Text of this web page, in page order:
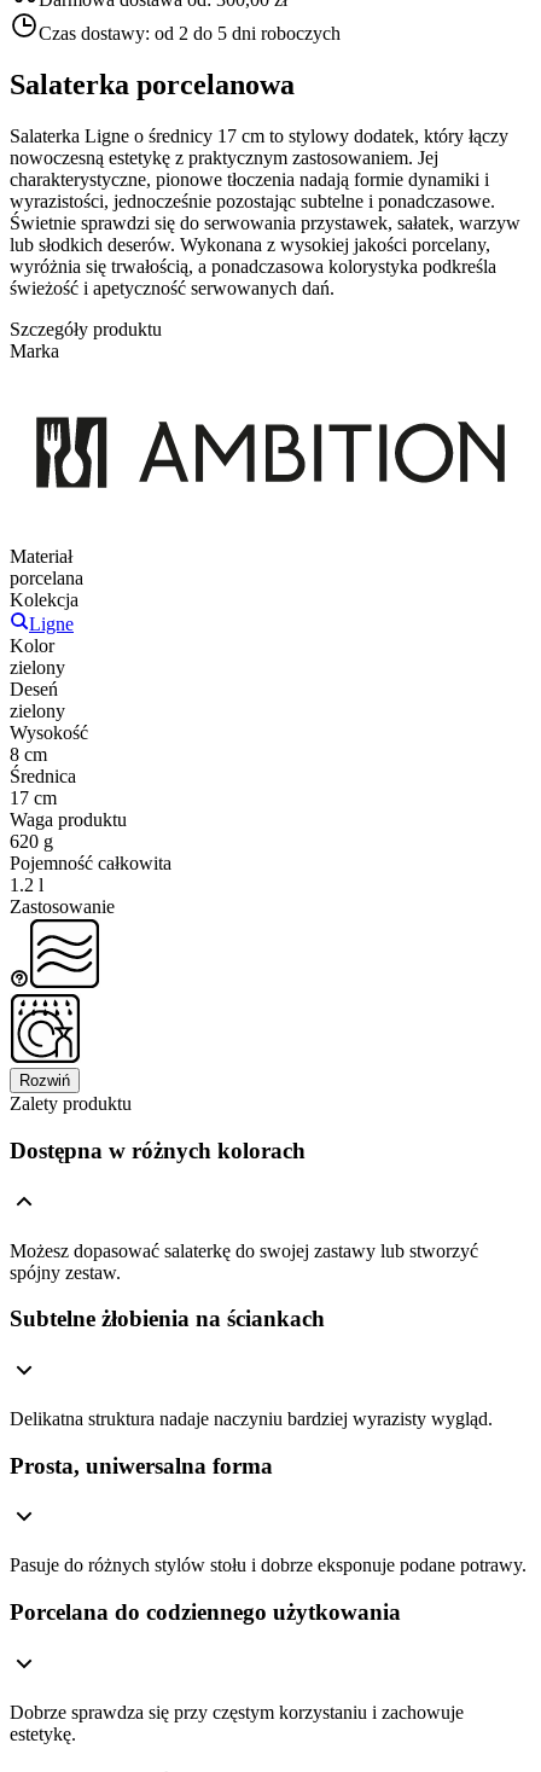
Czas dostawy: od 2 do 5 dni roboczych
Salaterka porcelanowa
Salaterka Ligne o średnicy 17 cm to stylowy dodatek, który łączy
nowoczesną estetykę z praktycznym zastosowaniem. Jej
charakterystyczne, pionowe tłoczenia nadają formie dynamiki i
wyrazistości, jednocześnie pozostając subtelne i ponadczasowe.
Świetnie sprawdzi się do serwowania przystawek, sałatek, warzyw
lub słodkich deserów. Wykonana z wysokiej jakości porcelany,
wyróżnia się trwałością, a ponadczasowa kolorystyka podkreśla
świeżość i apetyczność serwowanych dań.
Szczegóły produktu
Marka
Materiał
porcelana
Kolekcja
Ligne
Kolor
zielony
Deseń
zielony
Wysokość
8 cm
Średnica
17 cm
Waga produktu
620 g
Pojemność całkowita
1.2 l
Zastosowanie
Rozwiń
Zalety produktu
Dostępna w różnych kolorach
Możesz dopasować salaterkę do swojej zastawy lub stworzyć
spójny zestaw.
Subtelne żłobienia na ściankach
Delikatna struktura nadaje naczyniu bardziej wyrazisty wygląd.
Prosta, uniwersalna forma
Pasuje do różnych stylów stołu i dobrze eksponuje podane potrawy.
Porcelana do codziennego użytkowania
Dobrze sprawdza się przy częstym korzystaniu i zachowuje
estetykę.